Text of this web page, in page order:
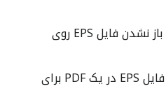
دور زدن مشکل باز نشدن فایل EPS روی
جمع کردن چند فایل EPS در یک PDF برای